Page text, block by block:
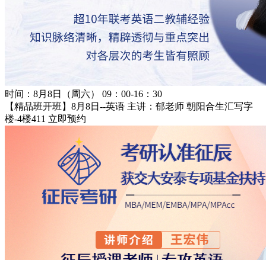
时间：8月8日（周六） 09：00-16：30
【精品班开班】8月8日--英语 主讲：郁老师 朝阳合生汇写字
楼-4楼411 立即预约